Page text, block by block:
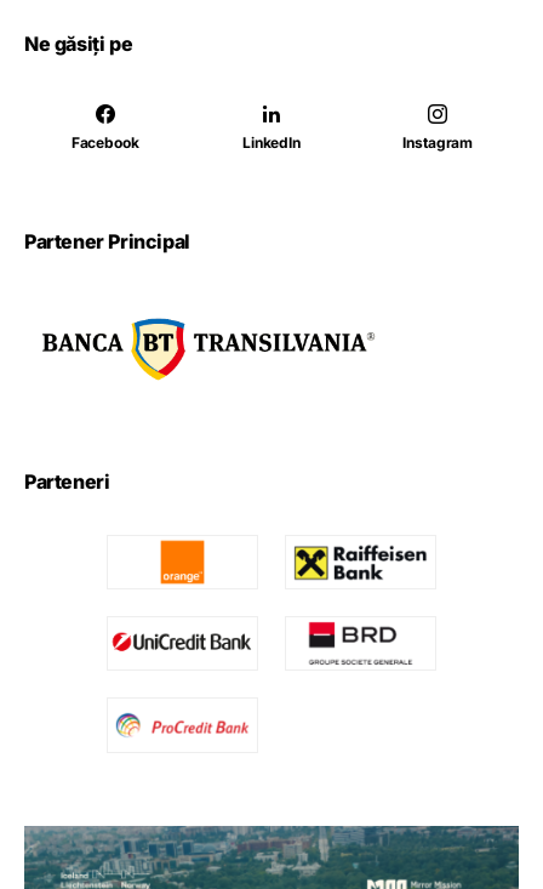
Ne găsiți pe
Facebook LinkedIn Instagram
Partener Principal
Parteneri